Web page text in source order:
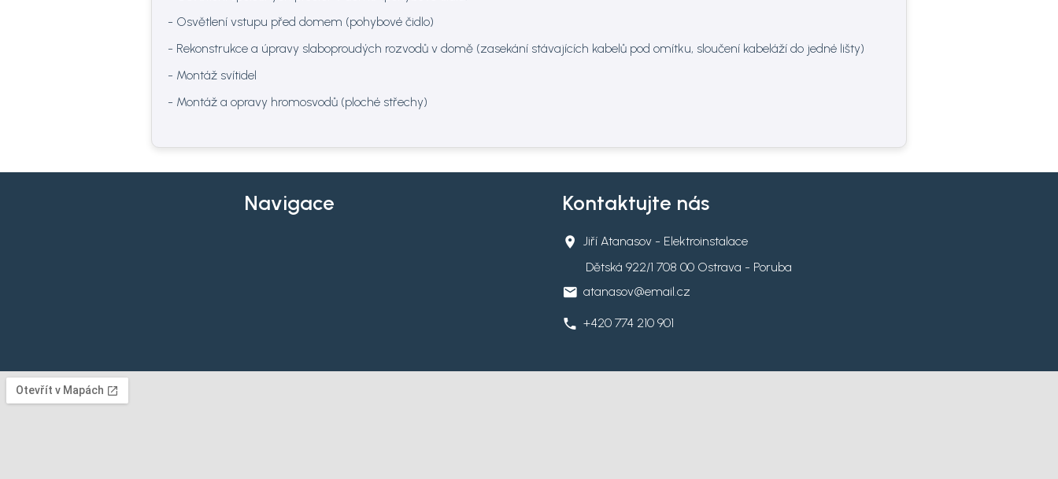
- Osvětlení vstupu před domem (pohybové čidlo)
- Rekonstrukce a úpravy slaboproudých rozvodů v domě (zasekání stávajících kabelů pod omítku, sloučení kabeláží do jedné lišty)
- Montáž svítidel
- Montáž a opravy hromosvodů (ploché střechy)
Navigace Kontaktujte nás
Jiří Atanasov - Elektroinstalace
Dětská 922/1 708 00 Ostrava - Poruba
atanasov@email.cz
+420 774 210 901